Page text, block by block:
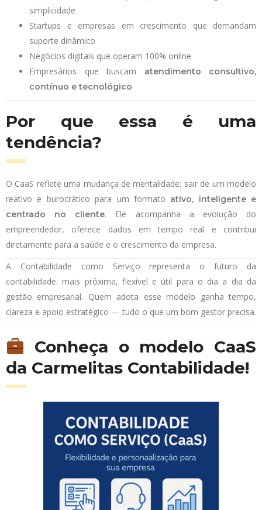
simplicidade
Startups e empresas em crescimento que demandam
suporte dinâmico
Negócios digitais que operam 100% online
Empresários que buscam
atendimento consultivo,
contínuo e tecnológico
Por que essa é uma
tendência?
O CaaS reflete uma mudança de mentalidade: sair de um modelo
reativo e burocrático para um formato ativo, inteligente e
centrado no cliente. Ele acompanha a evolução do
empreendedor, oferece dados em tempo real e contribui
diretamente para a saúde e o crescimento da empresa.
A Contabilidade como Serviço representa o futuro da
contabilidade: mais próxima, flexível e útil para o dia a dia da
gestão empresarial. Quem adota esse modelo ganha tempo,
clareza e apoio estratégico — tudo o que um bom gestor precisa.
Conheça o modelo CaaS
da Carmelitas Contabilidade!